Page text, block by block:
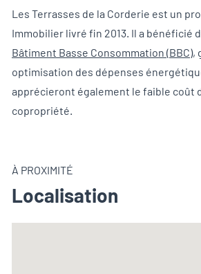
Les Terrasses de la Corderie est un
Immobilier livré fin 2013. Il a bénéficié
Bâtiment Basse Consommation (BBC),
optimisation des dépenses
apprécieront également le faible coût
copropriété.
À PROXIMITÉ
Localisation